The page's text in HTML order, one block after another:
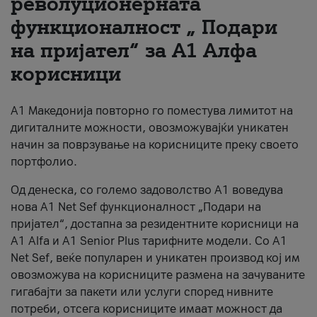
За нас
#ПодобарОнлајн
функционалност „ Подари
на пријател“ за А1 Алфа
корисници
А1 Македонија повторно го поместува лимитот на
дигиталните можности, овозможувајќи уникатен
начин за поврзување на корисниците преку своето
портфолио.
Од денеска, со големо задоволство А1 воведува
нова A1 Net Sef функционалност „Подари на
пријател“, достапна за резидентните корисници на
А1 Alfa и A1 Senior Plus тарифните модели. Со A1
Net Sef, веќе популарен и уникатен производ кој им
овозможува на корисниците размена на зачуваните
гигабајти за пакети или услуги според нивните
потреби, отсега корисниците имаат можност да